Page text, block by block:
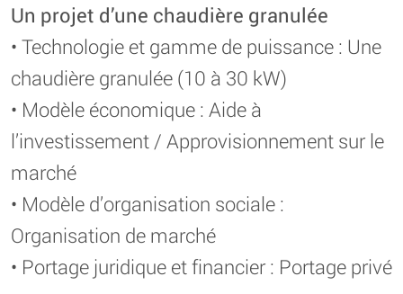
Un projet d’une chaudière granulée
• Technologie et gamme de puissance : Une
chaudière granulée (10 à 30 kW)
• Modèle économique : Aide à
l’investissement / Approvisionnement sur le
marché
• Modèle d’organisation sociale :
Organisation de marché
• Portage juridique et financier : Portage privé